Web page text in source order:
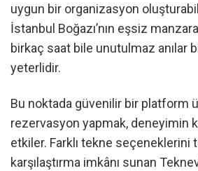
uygun bir organizasyon
İstanbul Boğazı’nın eşsiz
birkaç saat bile unutulmaz anılar
yeterlidir.
Bu noktada güvenilir bir platform
rezervasyon yapmak, deneyimin
etkiler. Farklı tekne seçeneklerini
karşılaştırma imkânı sunan